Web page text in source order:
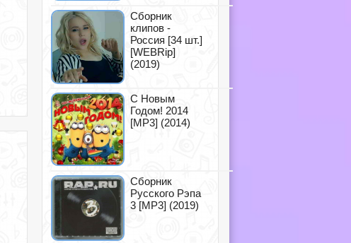
Сборник
клипов -
Россия [34 шт.]
[WEBRip]
(2019)
С Новым
Годом! 2014
[MP3] (2014)
Сборник
Русского Рэпа
3 [MP3] (2019)